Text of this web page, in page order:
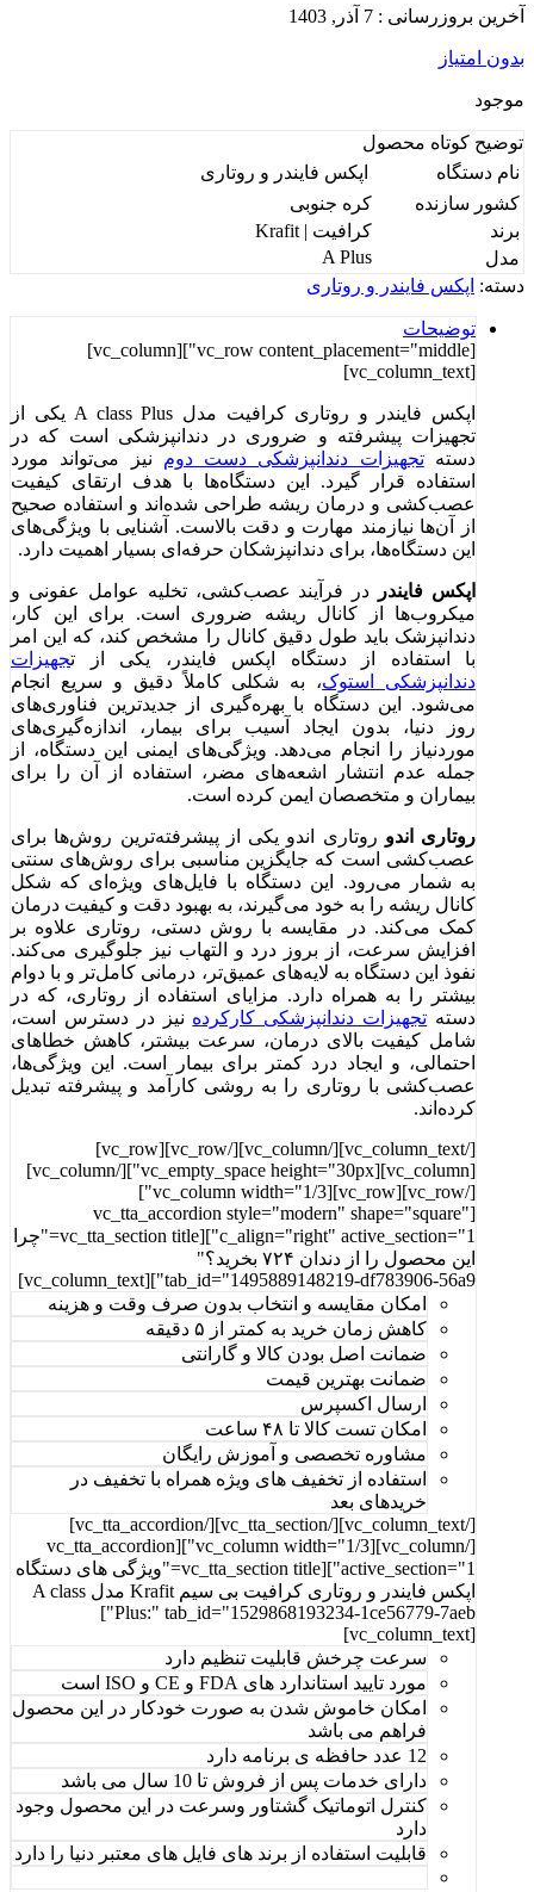
آخرین بروزرسانی : 7 آذر, 1403
بدون امتیاز
موجود
توضیح کوتاه محصول
نام دستگاه
اپکس فایندر و روتاری
کشور سازنده
کره جنوبی
برند
کرافیت | Krafit
مدل
A Plus
دسته: اپکس فایندر و روتاری
توضیحات
[vc_row content_placement="middle"][vc_column]
[vc_column_text]
اپکس فایندر و روتاری کرافیت مدل A class Plus یکی از
تجهیزات پیشرفته و ضروری در دندانپزشکی است که در
دستهتجهیزات دندانپزشکی دست دوم نیز می‌تواند مورد
استفاده قرار گیرد. این دستگاه‌ها با هدف ارتقای کیفیت
عصب‌کشی و درمان ریشه طراحی شده‌اند و استفاده صحیح
از آن‌ها نیازمند مهارت و دقت بالاست. آشنایی با ویژگی‌های
این دستگاه‌ها، برای دندانپزشکان حرفه‌ای بسیار اهمیت دارد.
اپکس فایندر
در فرآیند عصب‌کشی، تخلیه عوامل عفونی و
میکروب‌ها از کانال ریشه ضروری است. برای این کار،
دندانپزشک باید طول دقیق کانال را مشخص کند، که این امر
با استفاده از دستگاه اپکس فایندر، یکی از تجهیزات
دندانپزشکی استوک، به شکلی کاملاً دقیق و سریع انجام
می‌شود. این دستگاه با بهره‌گیری از جدیدترین فناوری‌های
روز دنیا، بدون ایجاد آسیب برای بیمار، اندازه‌گیری‌های
موردنیاز را انجام می‌دهد. ویژگی‌های ایمنی این دستگاه، از
جمله عدم انتشار اشعه‌های مضر، استفاده از آن را برای
بیماران و متخصصان ایمن کرده است.
روتاری اندو روتاری اندو یکی از پیشرفته‌ترین روش‌ها برای
عصب‌کشی است که جایگزین مناسبی برای روش‌های سنتی
به شمار می‌رود. این دستگاه با فایل‌های ویژه‌ای که شکل
کانال ریشه را به خود می‌گیرند، به بهبود دقت و کیفیت درمان
کمک می‌کند. در مقایسه با روش دستی، روتاری علاوه بر
افزایش سرعت، از بروز درد و التهاب نیز جلوگیری می‌کند.
نفوذ این دستگاه به لایه‌های عمیق‌تر، درمانی کامل‌تر و با دوام
بیشتر را به همراه دارد. مزایای استفاده از روتاری، که در
دسته تجهیزات دندانپزشکی کارکرده نیز در دسترس است،
شامل کیفیت بالای درمان، سرعت بیشتر، کاهش خطاهای
احتمالی، و ایجاد درد کمتر برای بیمار است. این ویژگی‌ها،
عصب‌کشی با روتاری را به روشی کارآمد و پیشرفته تبدیل
کرده‌اند.
[/vc_column_text][/vc_column][/vc_row][vc_row]
[vc_column][vc_empty_space height="30px"][/vc_column]
[/vc_row][vc_row][vc_column width="1/3"]
[vc_tta_accordion style="modern" shape="square"
c_align="right" active_section="1"][vc_tta_section title="چرا
این محصول را از دندان ۷۲۴ بخرید؟"
tab_id="1495889148219-df783906-56a9"][vc_column_text]
امکان مقایسه و انتخاب بدون صرف وقت و هزینه
کاهش زمان خرید به کمتر از ۵ دقیقه
ضمانت اصل بودن کالا و گارانتی
ضمانت بهترین قیمت
ارسال اکسپرس
امکان تست کالا تا ۴۸ ساعت
مشاوره تخصصی و آموزش رایگان
استفاده از تخفیف های ویژه همراه با تخفیف در
خرید‌های بعد
[/vc_column_text][/vc_tta_section][/vc_tta_accordion]
[/vc_column][vc_column width="1/3"][vc_tta_accordion
active_section="1"][vc_tta_section title="ویژگی های دستگاه
اپکس فایندر و روتاری کرافیت بی سیم Krafit مدل A class
Plus:" tab_id="1529868193234-1ce56779-7aeb"]
[vc_column_text]
سرعت چرخش قابلیت تنظیم دارد
مورد تایید استاندارد های FDA و CE و ISO است
امکان خاموش شدن به صورت خودکار در این محصول
فراهم می باشد
12 عدد حافظه ی برنامه دارد
دارای خدمات پس از فروش تا 10 سال می باشد
کنترل اتوماتیک گشتاور وسرعت در این محصول وجود
دارد
قابلیت استفاده از برند های فایل های معتبر دنیا را دارد